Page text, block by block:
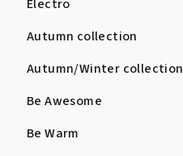
Electro
Autumn collection
Autumn/Winter collection
Be Awesome
Be Warm